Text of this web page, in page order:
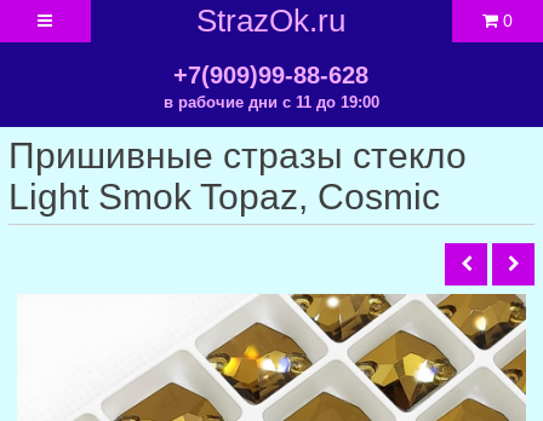
StrazOk.ru
+7(909)99-88-628
в рабочие дни с 11 до 19:00
0
Пришивные стразы стекло
Light Smok Topaz, Cosmic